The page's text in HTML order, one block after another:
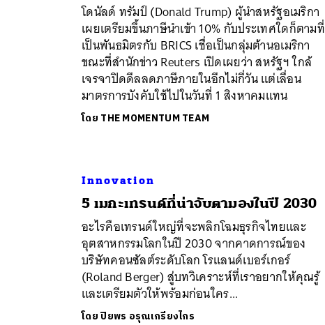
โดนัลด์ ทรัมป์ (Donald Trump) ผู้นำสหรัฐอเมริกา
เผยเตรียมขึ้นภาษีนำเข้า 10% กับประเทศใดก็ตามที่
เป็นพันธมิตรกับ BRICS เชื่อเป็นกลุ่มต้านอเมริกา
ขณะที่สำนักข่าว Reuters เปิดเผยว่า สหรัฐฯ ใกล้
เจรจาปิดดีลลดภาษีภายในอีกไม่กี่วัน แต่เลื่อน
มาตรการบังคับใช้ไปในวันที่ 1 สิงหาคมแทน
โดย THE MOMENTUM TEAM
Innovation
5 เมกะเทรนด์ที่น่าจับตามองในปี 2030
อะไรคือเทรนด์ใหญ่ที่จะพลิกโฉมธุรกิจไทยและ
อุตสาหกรรมโลกในปี 2030 จากคาดการณ์ของ
บริษัทคอนซัลต์ระดับโลก โรแลนด์เบอร์เกอร์
(Roland Berger) สู่บทวิเคราะห์ที่เราอยากให้คุณรู้
และเตรียมตัวให้พร้อมก่อนใคร...
โดยปิยพร อรุณเกรียงไกร